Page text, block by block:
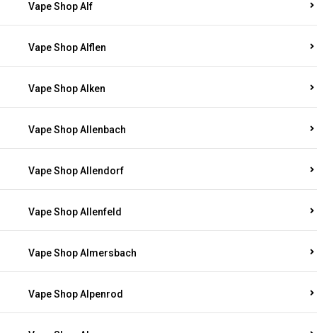
Vape Shop Alf
Vape Shop Alflen
Vape Shop Alken
Vape Shop Allenbach
Vape Shop Allendorf
Vape Shop Allenfeld
Vape Shop Almersbach
Vape Shop Alpenrod